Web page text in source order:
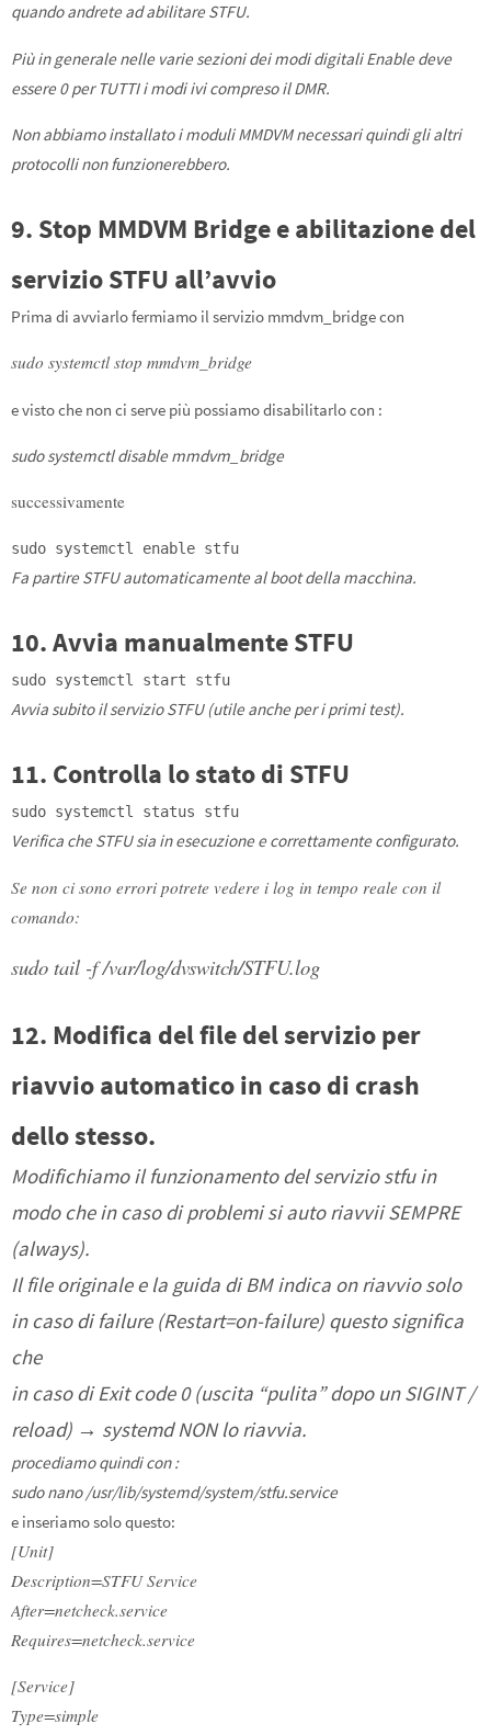
quando andrete ad abilitare STFU.
Più in generale nelle varie sezioni dei modi digitali Enable deve
essere 0 per TUTTI i modi ivi compreso il DMR.
Non abbiamo installato i moduli MMDVM necessari quindi gli altri
protocolli non funzionerebbero.
9. Stop MMDVM Bridge e abilitazione del
servizio STFU all’avvio
Prima di avviarlo fermiamo il servizio mmdvm_bridge con
sudo systemctl stop mmdvm_bridge
e visto che non ci serve più possiamo disabilitarlo con :
sudo systemctl disable mmdvm_bridge
successivamente
sudo systemctl enable stfu
Fa partire STFU automaticamente al boot della macchina.
10. Avvia manualmente STFU
sudo systemctl start stfu
Avvia subito il servizio STFU (utile anche per i primi test).
11. Controlla lo stato di STFU
sudo systemctl status stfu
Verifica che STFU sia in esecuzione e correttamente configurato.
Se non ci sono errori potrete vedere i log in tempo reale con il
comando:
sudo tail -f /var/log/dvswitch/STFU.log
12. Modifica del file del servizio per
riavvio automatico in caso di crash
dello stesso.
Modifichiamo il funzionamento del servizio stfu in
modo che in caso di problemi si auto riavvii SEMPRE
(always).
Il file originale e la guida di BM indica on riavvio solo
in caso di failure (Restart=on-failure) questo significa
che
in caso di Exit code 0 (uscita “pulita” dopo un SIGINT /
reload) → systemd NON lo riavvia.
procediamo quindi con :
sudo nano /usr/lib/systemd/system/stfu.service
e inseriamo solo questo:
[Unit]
Description=STFU Service
After=netcheck.service
Requires=netcheck.service
[Service]
Type=simple